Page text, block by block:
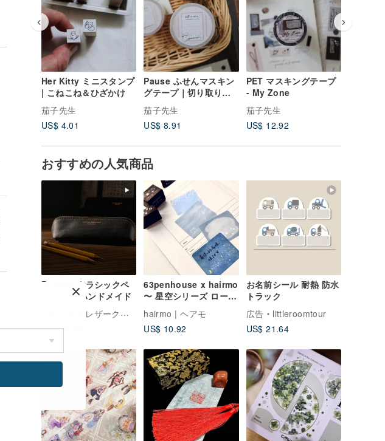
Her Kitty ミニスタンプ
| こねこね＆ひざかけ
茄子先生
US$ 4.01
Pause ふせんマスキン
グテープ｜切り取り線
つき｜ロール付箋
茄子先生
US$ 8.91
PET マスキングテープ
- My Zone
茄子先生
US$ 12.92
おすすめの人気商品
Buttero クラシックペ
ンケース ハンドメイド
太陽レザークラフト
US$ 66.82
63penhouse x hairmo
〜 星空シリーズ ロール
ふせん (2 色)
hairmo | ヘアモ
US$ 10.92
お名前シール 耐熱 防水
トラック
広告
littleroomtour
US$ 21.64